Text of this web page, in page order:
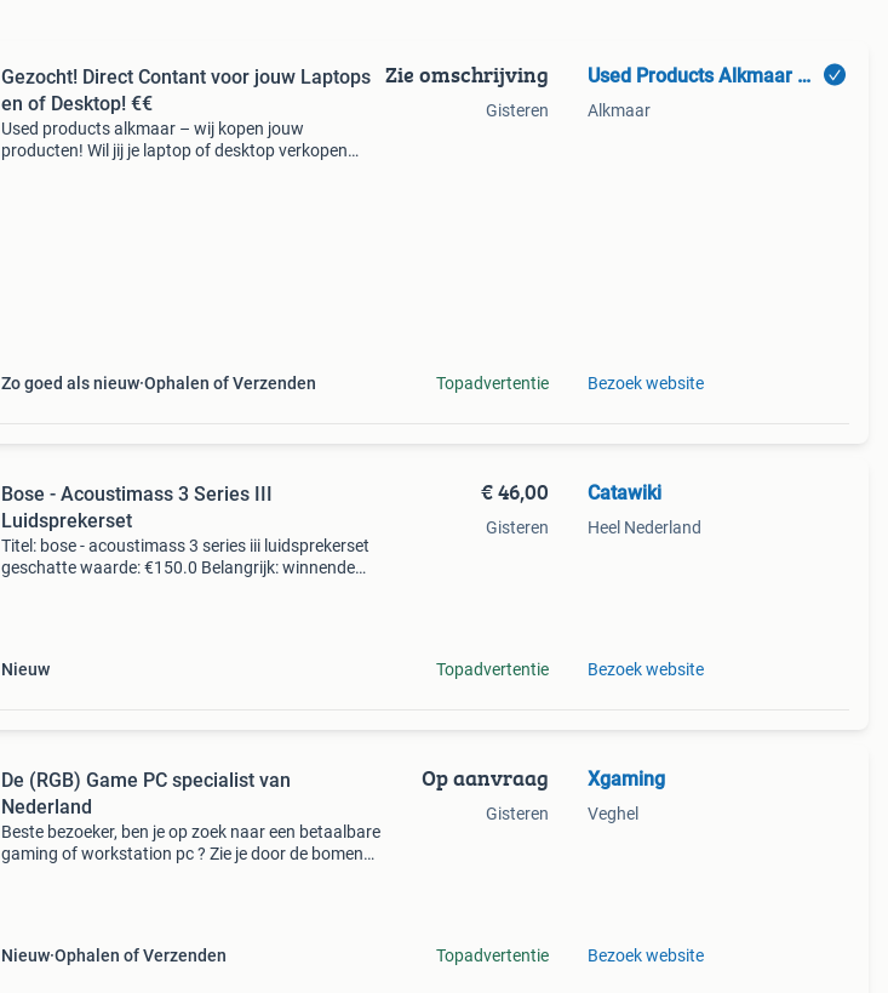
Gezocht! Direct Contant voor jouw Laptops
en of Desktop! €€
Used products alkmaar – wij kopen jouw
producten! Wil jij je laptop of desktop verkopen
Zo goed als nieuw Ophalen of Verzenden
Zie omschrijving
Gisteren
Topadvertentie
Used Products Alkmaar Dijk 4
Alkmaar
Bezoek website
Bose - Acoustimass 3 Series III
Luidsprekerset
Titel: bose - acoustimass 3 series iii luidsprekerset
geschatte waarde: €150.0 Belangrijk: winnende
Nieuw
€ 46,00
Gisteren
Topadvertentie
Catawiki
Heel Nederland
Bezoek website
De (RGB) Game PC specialist van
Nederland
Beste bezoeker, ben je op zoek naar een betaalbare
gaming of workstation pc ? Zie je door de bomen
Nieuw Ophalen of Verzenden
Op aanvraag
Gisteren
Topadvertentie
Xgaming
Veghel
Bezoek website